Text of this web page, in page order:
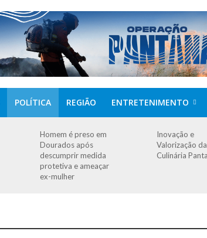
POLÍTICA REGIÃO ENTRETENIMENTO
Homem é preso em
Dourados após
descumprir medida
protetiva e ameaçar
ex-mulher
Inovação e
Valorização da
Culinária